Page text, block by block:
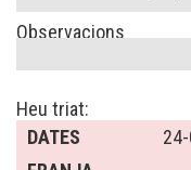
Observacions
Heu triat:
DATES